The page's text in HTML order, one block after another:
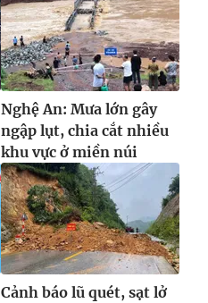
Nghệ An: Mưa lớn gây
ngập lụt, chia cắt nhiều
khu vực ở miền núi
Cảnh báo lũ quét, sạt lở